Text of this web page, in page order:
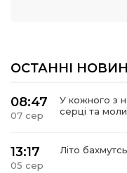
ОСТАННІ
08:47
07 сер
У кожного з
серці та
13:17
05 сер
Літо